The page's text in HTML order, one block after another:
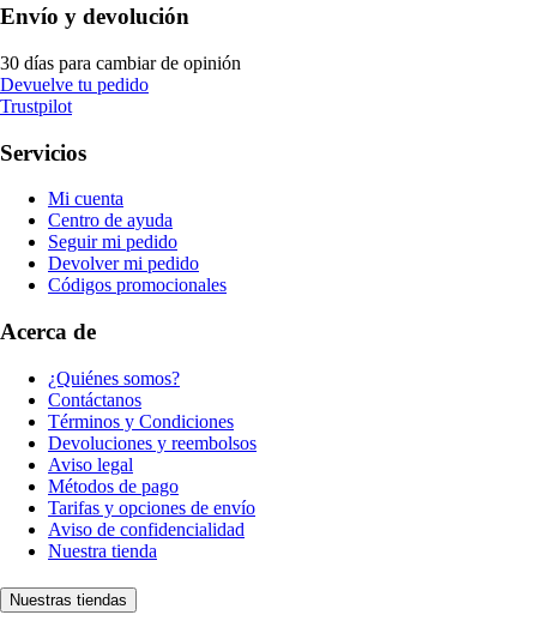
Envío y devolución
30 días para cambiar de opinión
Devuelve tu pedido
Trustpilot
Servicios
Mi cuenta
Centro de ayuda
Seguir mi pedido
Devolver mi pedido
Códigos promocionales
Acerca de
¿Quiénes somos?
Contáctanos
Términos y Condiciones
Devoluciones y reembolsos
Aviso legal
Métodos de pago
Tarifas y opciones de envío
Aviso de confidencialidad
Nuestra tienda
Nuestras tiendas